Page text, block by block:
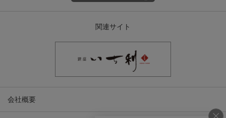
関連サイト
会社概要